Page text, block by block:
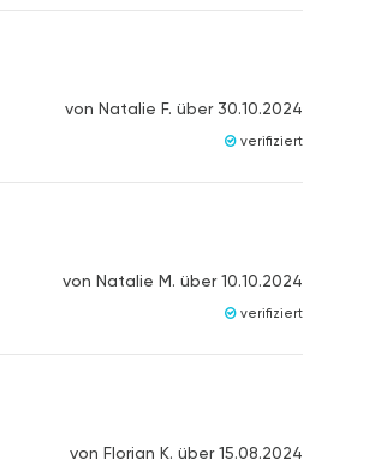
von Natalie F. über 30.10.2024
verifiziert
von Natalie M. über10.10.2024
verifiziert
von Florian K. über15.08.2024